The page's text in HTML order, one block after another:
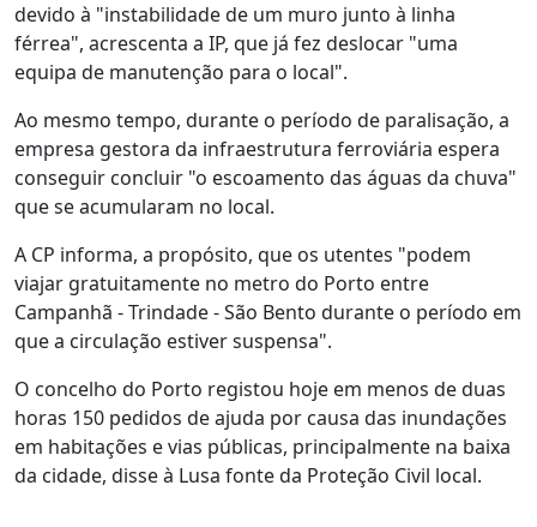
devido à "instabilidade de um muro junto à linha
férrea", acrescenta a IP, que já fez deslocar "uma
equipa de manutenção para o local".
Ao mesmo tempo, durante o período de paralisação, a
empresa gestora da infraestrutura ferroviária espera
conseguir concluir "o escoamento das águas da chuva"
que se acumularam no local.
A CP informa, a propósito, que os utentes "podem
viajar gratuitamente no metro do Porto entre
Campanhã - Trindade - São Bento durante o período em
que a circulação estiver suspensa".
O concelho do Porto registou hoje em menos de duas
horas 150 pedidos de ajuda por causa das inundações
em habitações e vias públicas, principalmente na baixa
da cidade, disse à Lusa fonte da Proteção Civil local.